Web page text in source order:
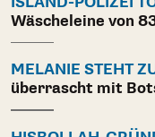
Wäscheleine von
MELANIE STEHT
überrascht mit